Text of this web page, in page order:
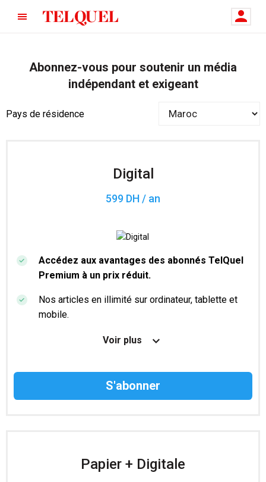
Abonnez-vous pour soutenir un média
indépendant et exigeant
Pays de résidence
Digital
599 DH / an
Accédez aux avantages des abonnés TelQuel
Premium à un prix réduit.
Nos articles en illimité sur ordinateur, tablette et
mobile.
Le magazine TelQuel en numérique avant la sortie
Des informations confidentielles résérvées aux
Voir plus
Papier + Digitale